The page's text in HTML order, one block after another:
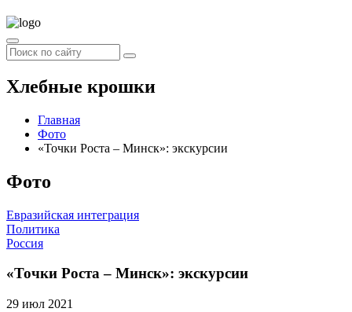
Хлебные крошки
Главная
Фото
«Точки Роста – Минск»: экскурсии
Фото
Евразийская интеграция
Политика
Россия
«Точки Роста – Минск»: экскурсии
29 июл 2021